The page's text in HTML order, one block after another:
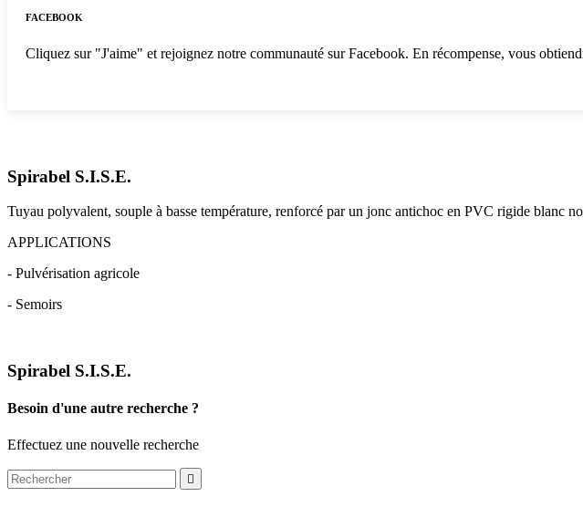
FACEBOOK
Cliquez sur "J'aime" et rejoignez notre communauté sur Facebook. En récompense, vous
Spirabel S.I.S.E.
Tuyau polyvalent, souple à basse température, renforcé par un jonc antichoc en PVC rigide blanc
APPLICATIONS
- Pulvérisation agricole
- Semoirs
Spirabel S.I.S.E.
Besoin d'une autre recherche ?
Effectuez une nouvelle recherche
